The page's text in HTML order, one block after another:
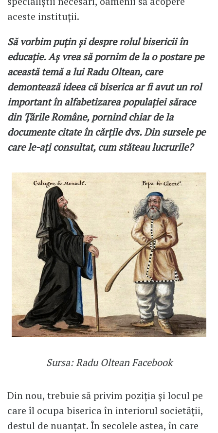
aceste instituții.
Să vorbim puțin și despre rolul bisericii în
educație. Aș vrea să pornim de la o postare pe
această temă a lui Radu Oltean, care
demontează ideea că biserica ar fi avut un rol
important în alfabetizarea populației sărace
din Țările Române, pornind chiar de la
documente citate în cărțile dvs. Din sursele pe
care le-ați consultat, cum stăteau lucrurile?
Sursa: Radu Oltean Facebook
Din nou, trebuie să privim poziția și locul pe
care îl ocupa biserica în interiorul societății,
destul de nuanțat. În secolele astea, în care